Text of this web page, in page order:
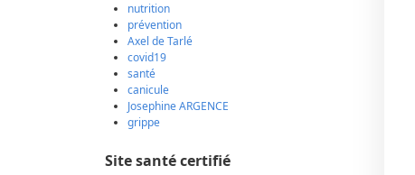
nutrition
prévention
Axel de Tarlé
covid19
santé
canicule
Josephine ARGENCE
grippe
Site santé certifié